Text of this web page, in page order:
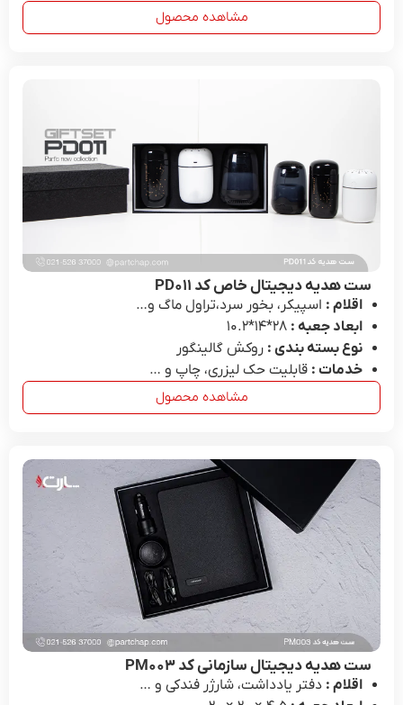
مشاهده محصول
ست هدیه دیجیتال خاص کد PD۰۱۱
اقلام : اسپیکر، بخور سرد،تراول ماگ و…
ابعاد جعبه :
نوع بسته بندی : روکش گالینگور
خدمات : قابلیت حک لیزری، چاپ و …
مشاهده محصول
ست هدیه دیجیتال سازمانی کد PM۰۰۳
اقلام : دفتر یادداشت، شارژر فندکی و …